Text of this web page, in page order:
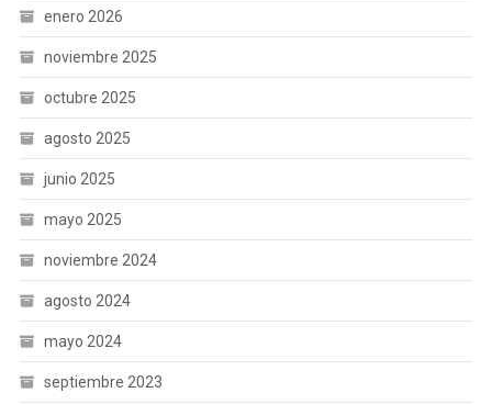
enero 2026
noviembre 2025
octubre 2025
agosto 2025
junio 2025
mayo 2025
noviembre 2024
agosto 2024
mayo 2024
septiembre 2023